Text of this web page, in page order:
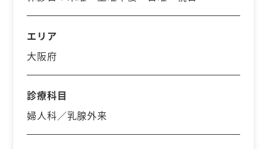
エリア
大阪府
診療科目
婦人科／乳腺外来